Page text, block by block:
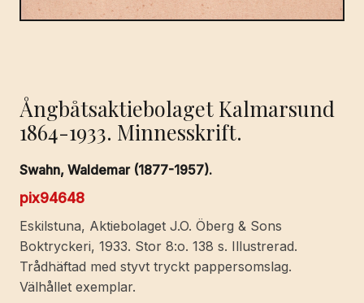
Ångbåtsaktiebolaget Kalmarsund
1864-1933. Minnesskrift.
Swahn, Waldemar (1877-1957).
pix94648
Eskilstuna, Aktiebolaget J.O. Öberg & Sons
Boktryckeri, 1933. Stor 8:o. 138 s. Illustrerad.
Trådhäftad med styvt tryckt pappersomslag.
Välhållet exemplar.